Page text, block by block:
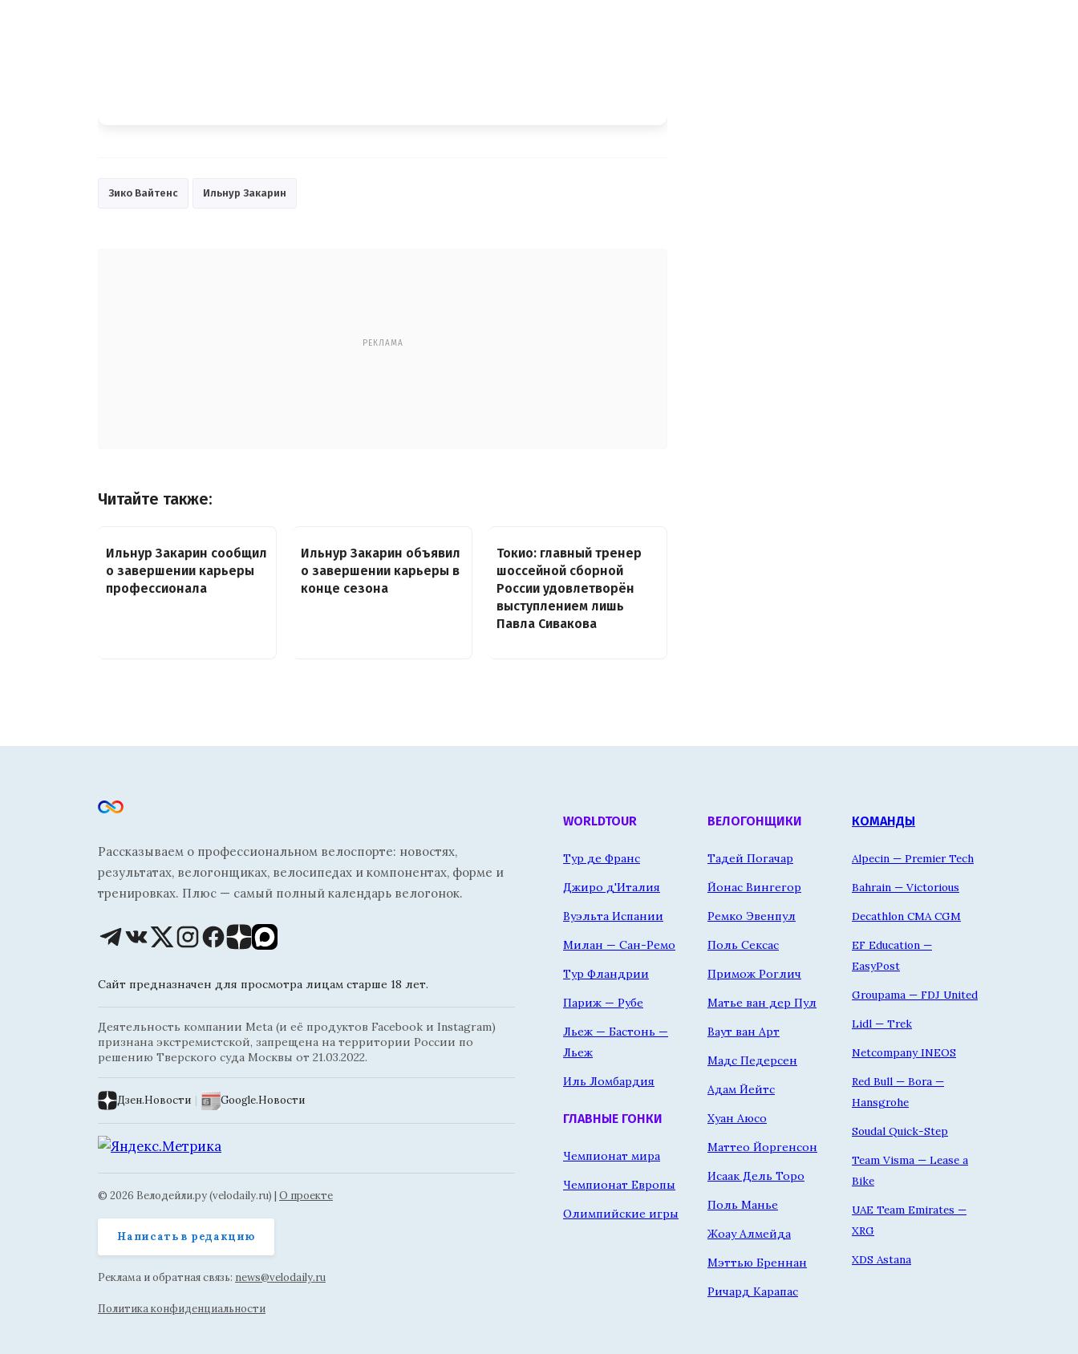
Зико Вайтенс Ильнур Закарин
РЕКЛАМА
Читайте также:
Ильнур Закарин сообщил
о завершении карьеры
профессионала
Ильнур Закарин объявил
о завершении карьеры в
конце сезона
Токио: главный тренер
шоссейной сборной
России удовлетворён
выступлением лишь
Павла Сивакова
Рассказываем о профессиональном велоспорте: новостях,
результатах, велогонщиках, велосипедах и компонентах, форме и
тренировках. Плюс — самый полный календарь велогонок.
Сайт предназначен для просмотра лицам старше 18 лет.
Деятельность компании Meta (и её продуктов Facebook и Instagram)
признана экстремистской, запрещена на территории России по
решению Тверского суда Москвы от 21.03.2022.
Дзен.Новости | Google.Новости
© 2026 Велодейли.ру (velodaily.ru) | О проекте
Написать в редакцию
Реклама и обратная связь: news@velodaily.ru
Политика конфиденциальности
WORLDTOUR
Тур де Франс
Джиро д'Италия
Вуэльта Испании
Милан — Сан-Ремо
Тур Фландрии
Париж — Рубе
Льеж — Бастонь —
Льеж
Иль Ломбардия
ГЛАВНЫЕ ГОНКИ
Чемпионат мира
Чемпионат Европы
Олимпийские игры
ВЕЛОГОНЩИКИ
Тадей Погачар
Йонас Вингегор
Ремко Эвенпул
Поль Сексас
Примож Роглич
Матье ван дер Пул
Ваут ван Арт
Мадс Педерсен
Адам Йейтс
Хуан Аюсо
Маттео Йоргенсон
Исаак Дель Торо
Поль Манье
Жоау Алмейда
Мэттью Бреннан
Ричард Карапас
КОМАНДЫ
Alpecin — Premier Tech
Bahrain — Victorious
Decathlon CMA CGM
EF Education —
EasyPost
Groupama — FDJ United
Lidl — Trek
Netcompany INEOS
Red Bull — Bora —
Hansgrohe
Soudal Quick-Step
Team Visma — Lease a
Bike
UAE Team Emirates —
XRG
XDS Astana